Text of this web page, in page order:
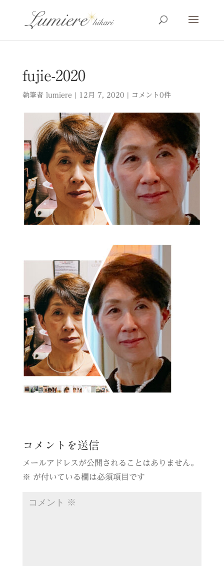
fujie-2020
執筆者 lumiere 12月 7, 2020 コメント0件
コメントを送信
メールアドレスが公開されることはありません。
※ が付いている欄は必須項目です